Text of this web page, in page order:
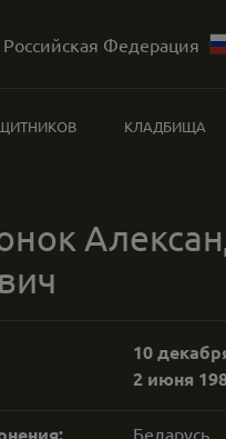
Российская Федерация
КЛАДБИЩА
10
2 июня
Беларусь